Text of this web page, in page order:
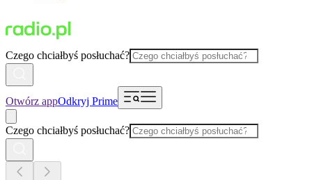
Czego chciałbyś posłuchać?
Otwórz appOdkryj Prime
Czego chciałbyś posłuchać?